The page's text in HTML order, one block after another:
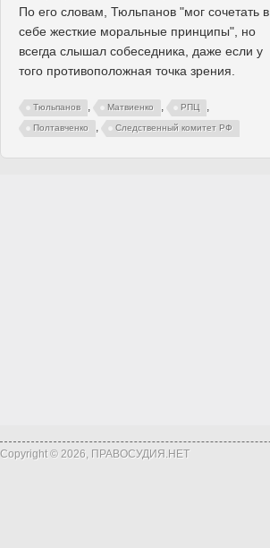
По его словам, Тюльпанов "мог сочетать в
себе жесткие моральные принципы", но
всегда слышал собеседника, даже если у
того противоположная точка зрения.
Тюльпанов , Матвиенко , РПЦ ,
Полтавченко , Следственный комитет РФ
Copyright © 2026, ПРАВОСУДИЯ.НЕТ